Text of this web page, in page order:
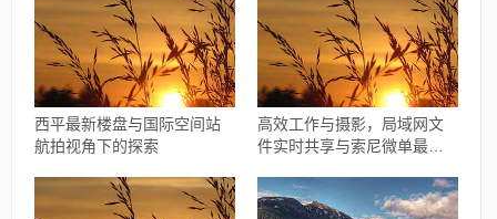
西平最新楼盘与国际空间站
航拍视角下的探索
高效工作与摄影，局域网文
件实时共享与索尼微单最新